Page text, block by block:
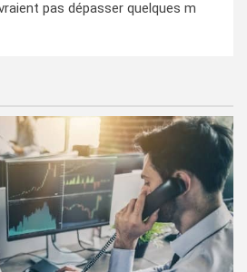
pas dépasser quelques m